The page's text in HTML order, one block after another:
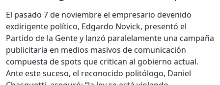
El pasado 7 de noviembre el empresario devenido
exdirigente político, Edgardo Novick, presentó el
Partido de la Gente y lanzó paralelamente una campaña
publicitaria en medios masivos de comunicación
compuesta de spots que critican al gobierno actual.
Ante este suceso, el reconocido politólogo, Daniel